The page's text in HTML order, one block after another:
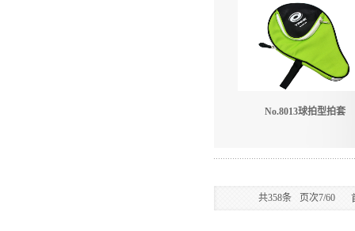
No.8013球拍型拍套
共358条 页次7/60